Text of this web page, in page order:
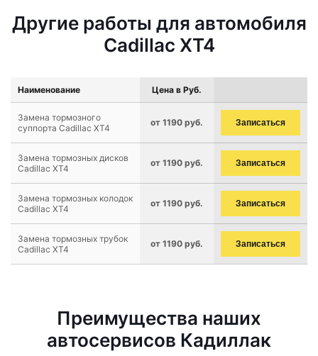
Другие работы для автомобиля
Cadillac XT4
Наименование Цена в Руб.
Замена тормозного
суппорта Cadillac XT4
от 1190 руб. Записаться
Замена тормозных дисков
Cadillac XT4
от 1190 руб. Записаться
Замена тормозных колодок
Cadillac XT4
от 1190 руб. Записаться
Замена тормозных трубок
Cadillac XT4
от 1190 руб. Записаться
Преимущества наших
автосервисов Кадиллак